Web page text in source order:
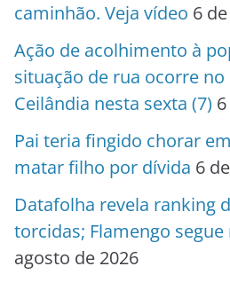
caminhão. Veja vídeo 6
Ação de acolhimento à
situação de rua ocorre no
Ceilândia nesta sexta (7)
Pai teria fingido chorar
matar filho por dívida 6
Datafolha revela ranking
torcidas; Flamengo
agosto de 2026